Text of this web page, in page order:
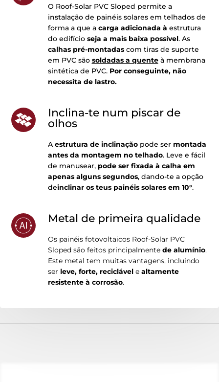
O Roof-Solar PVC Sloped permite a
instalação de painéis solares em telhados de
forma a que a carga adicionada à estrutura
do edifício seja a mais baixa possível. As
calhas pré-montadascom tiras de suporte
em PVC são soldadas a quenteà membrana
sintética de PVC. Por conseguinte, não
necessita de lastro.
Inclina-te num piscar de
olhos
A estrutura de inclinaçãopode ser montada
antes da montagem no telhado. Leve e fácil
de manusear, pode ser fixada à calha em
apenas alguns segundos, dando-te a opção
deinclinar os teus painéis solares em 10°.
Metal de primeira qualidade
Os painéis fotovoltaicos Roof-Solar PVC
Sloped são feitos principalmente de alumínio.
Este metal tem muitas vantagens, incluindo
ser leve, forte, reciclávele altamente
resistente à corrosão.